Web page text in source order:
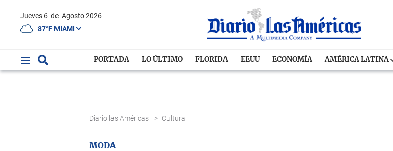
Jueves 6 de Agosto 2026
87°F MIAMI
PORTADA LO ÚLTIMO FLORIDA EEUU ECONOMÍA AMÉRICA LATINA
Diario las Américas > Cultura
MODA